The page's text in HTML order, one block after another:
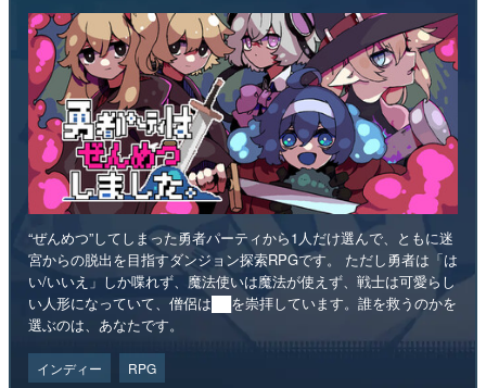
“ぜんめつ”してしまった勇者パーティから1人だけ選んで、ともに迷
宮からの脱出を目指すダンジョン探索RPGです。 ただし勇者は「は
い/いいえ」しか喋れず、魔法使いは魔法が使えず、戦士は可愛らし
い人形になっていて、僧侶は██を崇拝しています。誰を救うのかを
選ぶのは、あなたです。
インディー RPG